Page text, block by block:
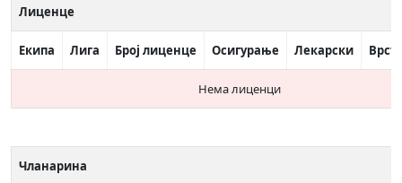
Лиценце
Екипа Лига Број лиценце Осигурање Лекарски
Нема лиценци
Чланарина